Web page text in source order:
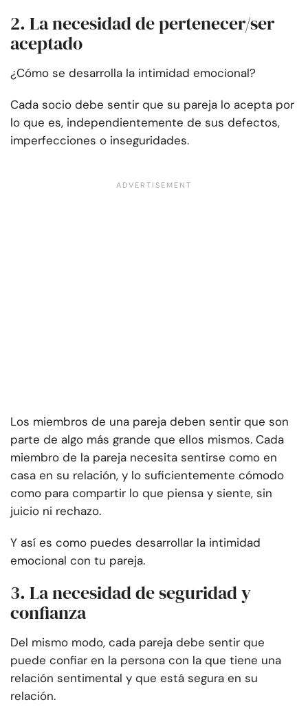
2. La necesidad de pertenecer/ser
aceptado
¿Cómo se desarrolla la intimidad emocional?
Cada socio debe sentir que su pareja lo acepta por
lo que es, independientemente de sus defectos,
imperfecciones o inseguridades.
Los miembros de una pareja deben sentir que son
parte de algo más grande que ellos mismos. Cada
miembro de la pareja necesita sentirse como en
casa en su relación, y lo suficientemente cómodo
como para compartir lo que piensa y siente, sin
juicio ni rechazo.
Y así es como puedes desarrollar la intimidad
emocional con tu pareja.
3. La necesidad de seguridad y
confianza
Del mismo modo, cada pareja debe sentir que
puede confiar en la persona con la que tiene una
relación sentimental y que está segura en su
relación.